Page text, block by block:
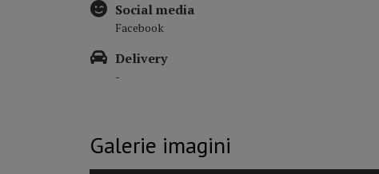
Social media
Facebook
Delivery
-
Galerie imagini